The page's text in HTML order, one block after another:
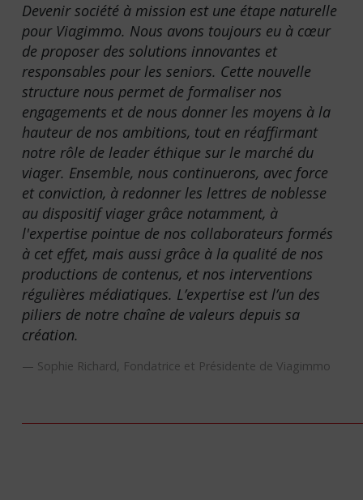
Devenir société à mission est une étape naturelle
pour Viagimmo. Nous avons toujours eu à cœur
de proposer des solutions innovantes et
responsables pour les seniors. Cette nouvelle
structure nous permet de formaliser nos
engagements et de nous donner les moyens à la
hauteur de nos ambitions, tout en réaffirmant
notre rôle de leader éthique sur le marché du
viager. Ensemble, nous continuerons, avec force
et conviction, à redonner les lettres de noblesse
au dispositif viager grâce notamment, à
l'expertise pointue de nos collaborateurs formés
à cet effet, mais aussi grâce à la qualité de nos
productions de contenus, et nos interventions
régulières médiatiques. L’expertise est l’un des
piliers de notre chaîne de valeurs depuis sa
création.
Sophie Richard, Fondatrice et Présidente de Viagimmo